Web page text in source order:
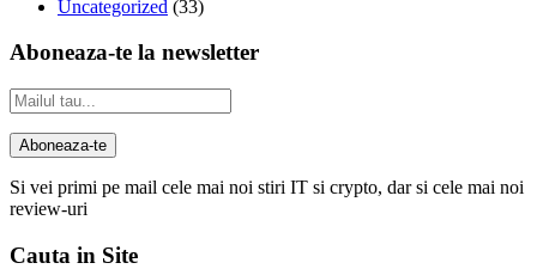
Uncategorized (33)
Aboneaza-te la newsletter
Si vei primi pe mail cele mai noi stiri IT si crypto, dar si cele mai noi
review-uri
Cauta in Site